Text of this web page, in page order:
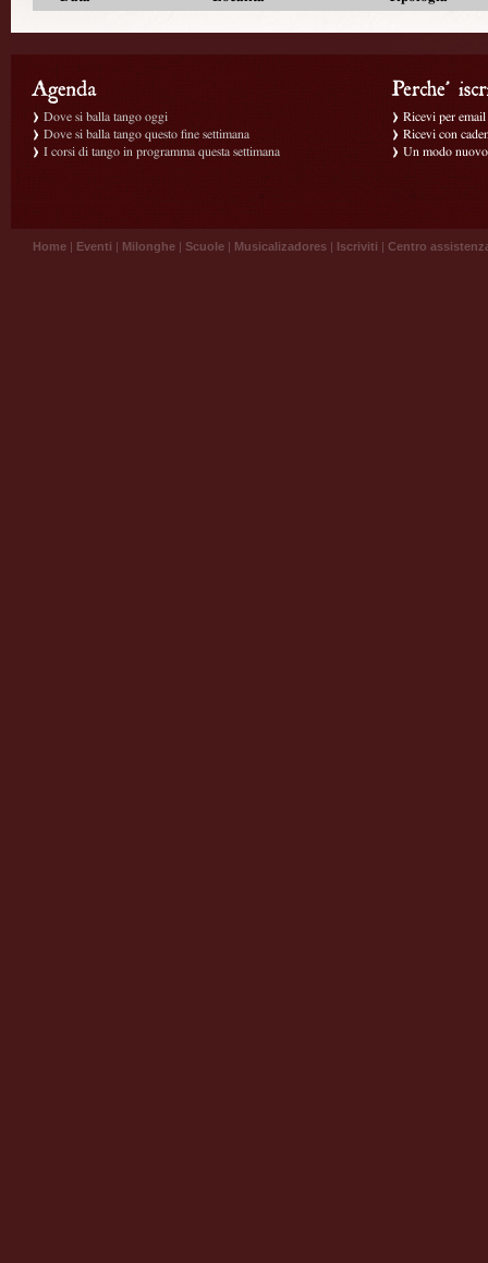
Dove si balla tango oggi
Dove si balla tango questo fine settimana
I corsi di tango in programma questa settimana
Ricevi per
Ricevi con
Un modo
Home | Eventi | Milonghe | Scuole | Musicalizadores | Iscriviti | Centro